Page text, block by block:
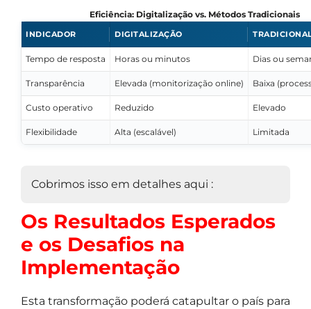
Eficiência: Digitalização vs. Métodos Tradicionais
INDICADOR DIGITALIZAÇÃO
Tempo de resposta Horas ou minutos Dias ou
Transparência Elevada (monitorização online) Baixa
Custo operativo Reduzido Elevado
Flexibilidade Alta (escalável) Limitada
Cobrimos isso em detalhes aqui :
Os Resultados Esperados
e os Desafios na
Implementação
Esta transformação poderá catapultar o país para